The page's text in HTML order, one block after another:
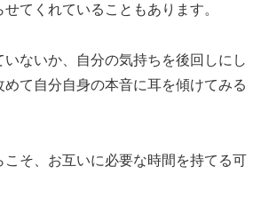
てくれていることもあります。
ないか、自分の気持ちを後回しにし
て自分自身の本音に耳を傾けてみる
こそ、お互いに必要な時間を持てる可